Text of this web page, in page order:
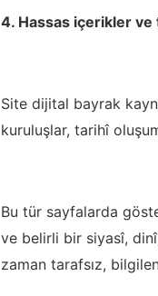
4. Hassas içerikler ve
Site dijital bayrak
kuruluşlar, tarihî
Bu tür sayfalarda
ve belirli bir siyasî,
zaman tarafsız,